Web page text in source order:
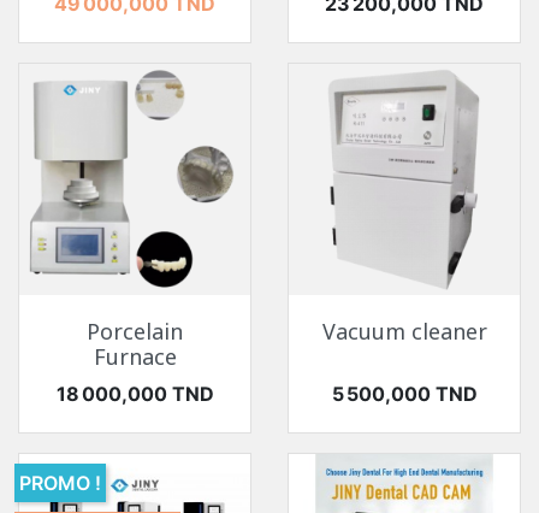
Porcelain
Furnace
Prix
18 000,000 TND
Vacuum cleaner
Prix
5 500,000 TND
PROMO !